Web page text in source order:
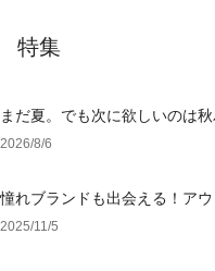
特集
まだ夏。でも次に欲しいのは
2026/8/6
憧れブランドも出会える！ア
2025/11/5